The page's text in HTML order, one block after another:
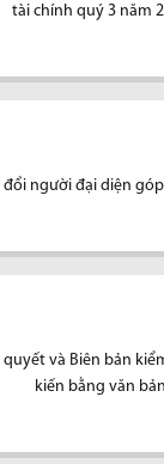
tài chính quý 3 năm
đổi người đại diện
quyết và Biên bản
kiến bằng văn bản